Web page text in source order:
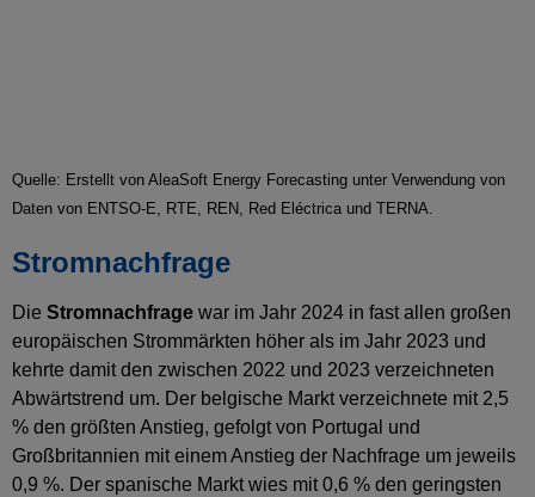
Quelle: Erstellt von AleaSoft Energy Forecasting unter Verwendung von
Daten von ENTSO-E, RTE, REN, Red Eléctrica und TERNA.
Stromnachfrage
Die Stromnachfrage war im Jahr 2024 in fast allen großen
europäischen Strommärkten höher als im Jahr 2023 und
kehrte damit den zwischen 2022 und 2023 verzeichneten
Abwärtstrend um. Der belgische Markt verzeichnete mit 2,5
% den größten Anstieg, gefolgt von Portugal und
Großbritannien mit einem Anstieg der Nachfrage um jeweils
0,9 %. Der spanische Markt wies mit 0,6 % den geringsten